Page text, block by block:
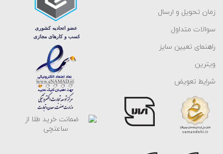
زمان تحویل و ارسال
سوالات متداول
راهنمای تعیین سایز
ویترین
شرایط تعویض